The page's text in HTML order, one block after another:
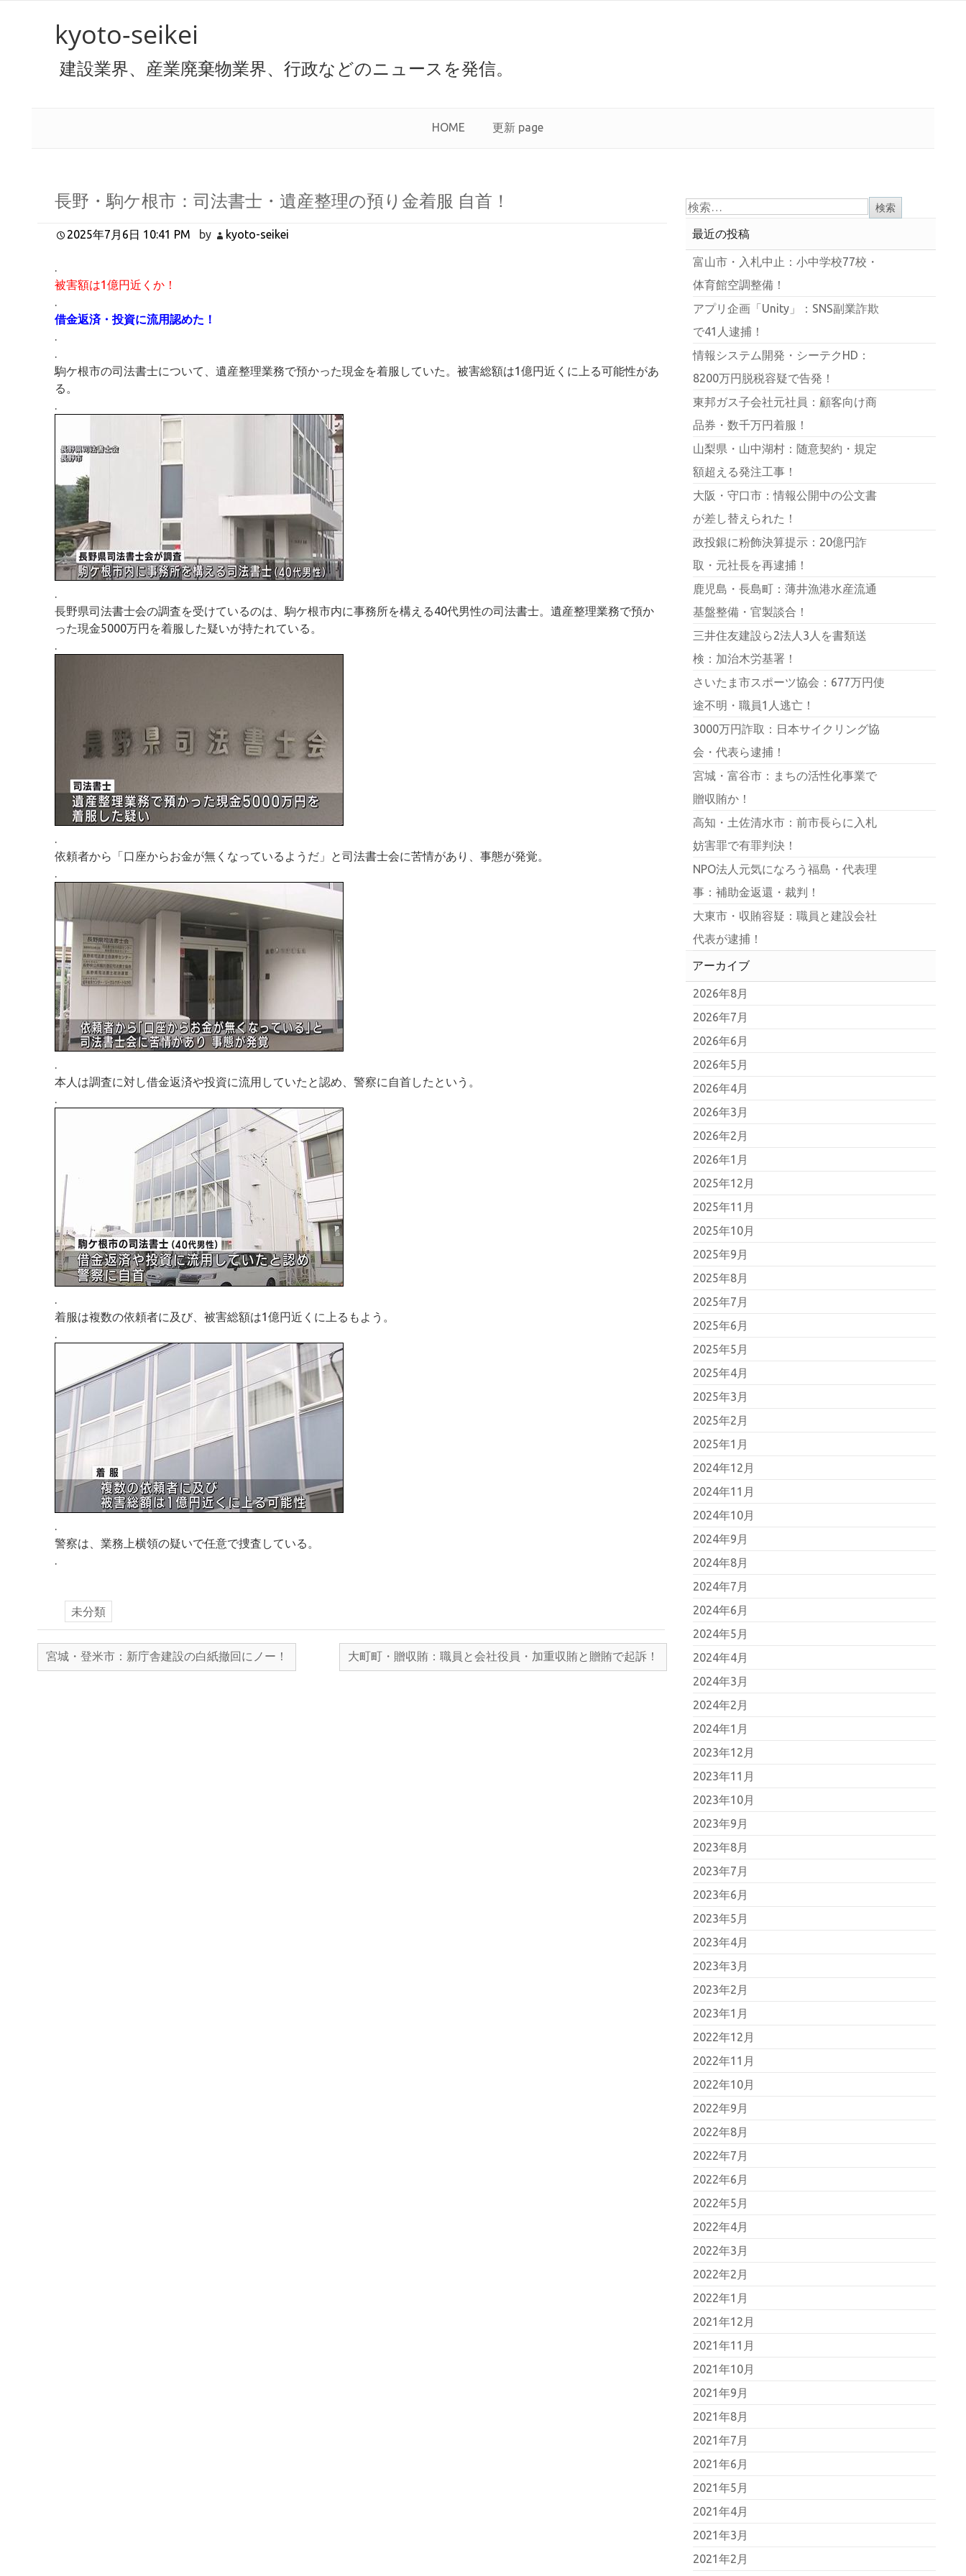
kyoto-seikei
建設業界、産業廃棄物業界、行政などのニュースを発信。
HOME 更新 page
長野・駒ケ根市：司法書士・遺産整理の預り金着服 自首！
2025年7月6日 10:41 PM by kyoto-seikei
.
被害額は1億円近くか！
.
借金返済・投資に流用認めた！
.
.
駒ケ根市の司法書士について、遺産整理業務で預かった現金を着服していた。被害総額は1億円近くに上る可能性があ
る。
.
.
長野県司法書士会の調査を受けているのは、駒ケ根市内に事務所を構える40代男性の司法書士。遺産整理業務で預か
った現金5000万円を着服した疑いが持たれている。
.
.
依頼者から「口座からお金が無くなっているようだ」と司法書士会に苦情があり、事態が発覚。
.
.
本人は調査に対し借金返済や投資に流用していたと認め、警察に自首したという。
.
.
着服は複数の依頼者に及び、被害総額は1億円近くに上るもよう。
.
.
警察は、業務上横領の疑いで任意で捜査している。
.
未分類
宮城・登米市：新庁舎建設の白紙撤回にノー！ 大町町・贈収賄：職員と会社役員・加重収賄と贈賄で起訴！
最近の投稿
富山市・入札中止：小中学校77校・
体育館空調整備！
アプリ企画「Unity」：SNS副業詐欺
で41人逮捕！
情報システム開発・シーテクHD：
8200万円脱税容疑で告発！
東邦ガス子会社元社員：顧客向け商
品券・数千万円着服！
山梨県・山中湖村：随意契約・規定
額超える発注工事！
大阪・守口市：情報公開中の公文書
が差し替えられた！
政投銀に粉飾決算提示：20億円詐
取・元社長を再逮捕！
鹿児島・長島町：薄井漁港水産流通
基盤整備・官製談合！
三井住友建設ら2法人3人を書類送
検：加治木労基署！
さいたま市スポーツ協会：677万円使
途不明・職員1人逃亡！
3000万円詐取：日本サイクリング協
会・代表ら逮捕！
宮城・富谷市：まちの活性化事業で
贈収賄か！
高知・土佐清水市：前市長らに入札
妨害罪で有罪判決！
NPO法人元気になろう福島・代表理
事：補助金返還・裁判！
大東市・収賄容疑：職員と建設会社
代表が逮捕！
アーカイブ
2026年8月
2026年7月
2026年6月
2026年5月
2026年4月
2026年3月
2026年2月
2026年1月
2025年12月
2025年11月
2025年10月
2025年9月
2025年8月
2025年7月
2025年6月
2025年5月
2025年4月
2025年3月
2025年2月
2025年1月
2024年12月
2024年11月
2024年10月
2024年9月
2024年8月
2024年7月
2024年6月
2024年5月
2024年4月
2024年3月
2024年2月
2024年1月
2023年12月
2023年11月
2023年10月
2023年9月
2023年8月
2023年7月
2023年6月
2023年5月
2023年4月
2023年3月
2023年2月
2023年1月
2022年12月
2022年11月
2022年10月
2022年9月
2022年8月
2022年7月
2022年6月
2022年5月
2022年4月
2022年3月
2022年2月
2022年1月
2021年12月
2021年11月
2021年10月
2021年9月
2021年8月
2021年7月
2021年6月
2021年5月
2021年4月
2021年3月
2021年2月